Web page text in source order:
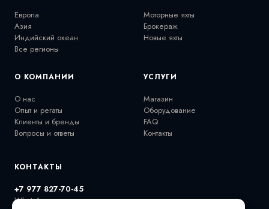
Европа
Азия
Индийский океан
Все регионы
Моторные яхты
Брокераж
Новые яхты
О КОМПАНИИ
О нас
Опыт и регаты
Клиенты и бренды
Вопросы и ответы
УСЛУГИ
Магазин
Оборудование
FAQ
Контакты
КОНТАКТЫ
+7 977 827-70-45
WhatsApp